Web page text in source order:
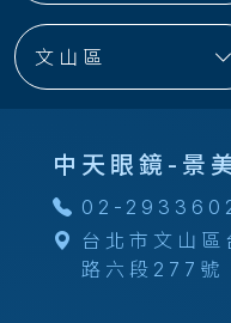
文山區
中天眼鏡-景
02-
台北市文山
路六段277號